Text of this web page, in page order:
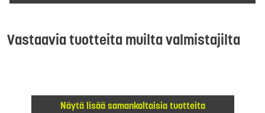
Vastaavia tuotteita muilta valmistajilta
Näytä lisää samankaltaisia tuotteita